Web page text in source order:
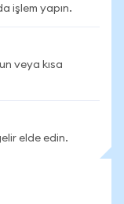
işlem yapın.
veya kısa
elde edin.